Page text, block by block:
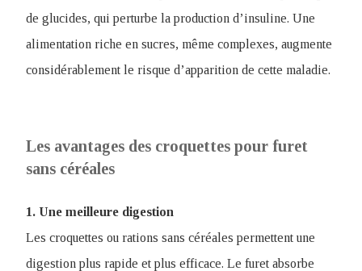
de glucides, qui perturbe la production d’insuline. Une
alimentation riche en sucres, même complexes, augmente
considérablement le risque d’apparition de cette maladie.
Les avantages des ​croquettes pour furet
sans céréales
1. Une meilleure digestion
Les croquettes ou rations sans céréales permettent une
digestion plus rapide et plus efficace. Le furet absorbe